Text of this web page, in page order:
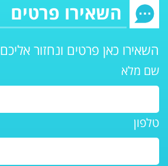
השאירו פרטים
השאירו כאן פרטים ונחזור אליכם
שם מלא
טלפון